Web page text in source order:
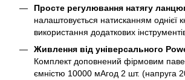
Просте регулювання натягу
налаштовується натисканням однієї
використання додаткових
Живлення від універсального
Комплект доповнений фірмовим
ємністю 10000 мАгод 2 шт. (напруга